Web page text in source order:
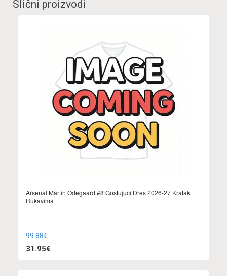
Slični proizvodi
Arsenal Martin Odegaard #8 Gostujuci Dres 2026-27 Kratak
Rukavima
99.88€
31.95€